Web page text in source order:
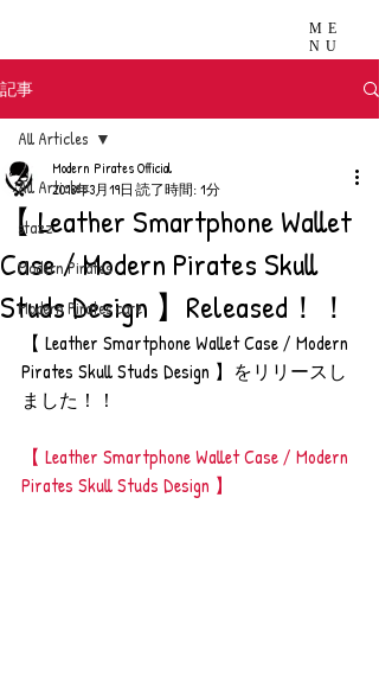
ME
NU
記事
All Articles
stazz
Modern Pirates
Modern Pirates care
All Articles
【 Leather Smartphone Wallet
Case / Modern Pirates Skull
Studs Design 】Released！！
Modern Pirates Official
2018年3月19日 読了時間: 1分
【 Leather Smartphone Wallet Case / Modern
Pirates Skull Studs Design 】をリリースし
ました！！
【 Leather Smartphone Wallet Case / Modern
Pirates Skull Studs Design 】